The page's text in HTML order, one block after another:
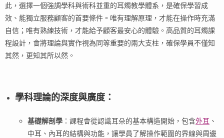
此，選擇一個強調學科與術科並重的耳燭教學體系，是確保學習成
效、能獨立服務顧客的首要條件。唯有理解原理，才能在操作時充滿
自信；唯有熟練技術，才能給予顧客最安心的體驗。高品質的耳燭課
程設計，會將理論與實作視為同等重要的兩大支柱，確保學員不僅知
其然，更知其所以然。
學科理論的深度與廣度 ：
基礎解剖學 ：課程會從認識耳朵的基本構造開始，包含外耳 、
中耳、內耳的結構與功能，讓學員了解操作範圍的界線與周邊